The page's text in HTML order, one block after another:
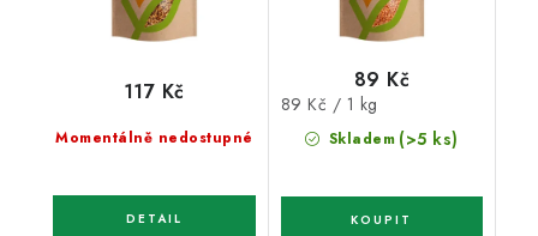
Momentálně nedostupné
117 Kč
Skladem (>5 ks)
89 Kč
Měrná
cena:
89 Kč / 1 kg